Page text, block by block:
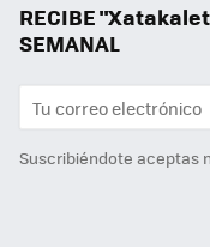
RECIBE
SEMANAL
Suscribiéndote aceptas